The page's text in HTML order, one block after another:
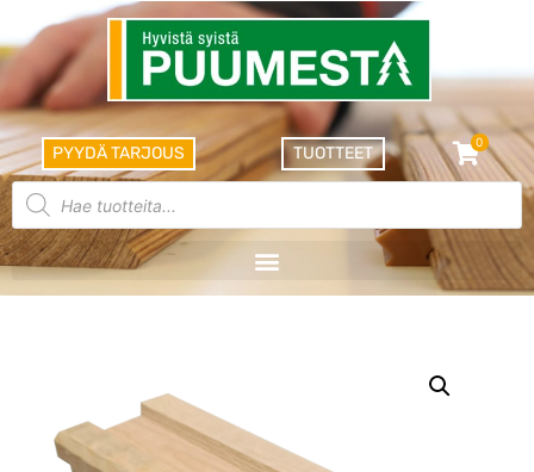
PYYDÄ TARJOUS TUOTTEET
0